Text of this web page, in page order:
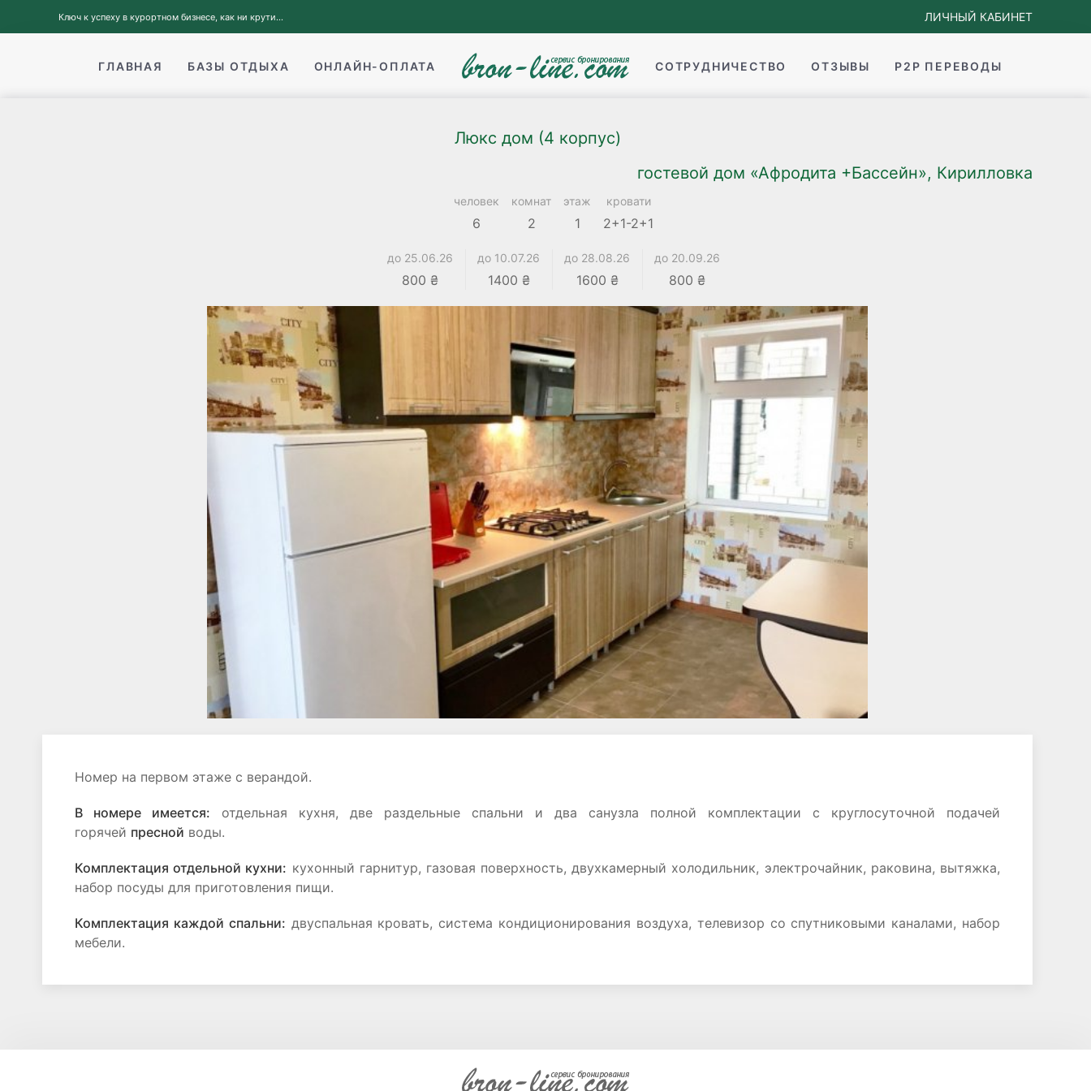
Ключ к успеху в курортном бизнесе, как ни крути... ЛИЧНЫЙ КАБИНЕТ
ГЛАВНАЯ БАЗЫ ОТДЫХА ОНЛАЙН-ОПЛАТА СОТРУДНИЧЕСТВО ОТЗЫВЫ P2P ПЕРЕВОДЫ
Люкс дом (4 корпус)
гостевой дом «Афродита +Бассейн», Кирилловка
человек
6
комнат
2
этаж
1
кровати
2+1-2+1
до 25.06.26
800 ₴
до 10.07.26
1400 ₴
до 28.08.26
1600 ₴
до 20.09.26
800 ₴
Hомер на первом этаже с верандой.
В номере имеется: отдельная кухня, две раздельные спальни и два санузла полной комплектации с круглосуточной подачей
горячей пресной воды.
Комплектация отдельной кухни: кухонный гарнитур, газовая поверхность, двухкамерный холодильник, электрочайник, раковина, вытяжка,
набор посуды для приготовления пищи.
Комплектация каждой спальни: двуспальная кровать, система кондиционирования воздуха, телевизор со спутниковыми каналами, набор
мебели.